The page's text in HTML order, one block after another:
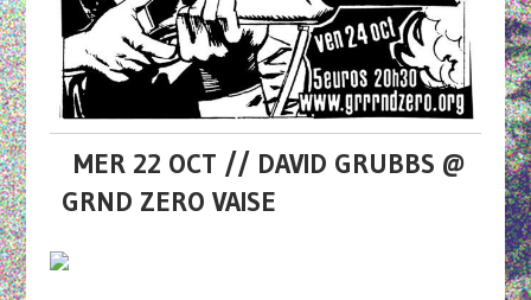
MER 22 OCT // DAVID GRUBBS @
GRND ZERO VAISE